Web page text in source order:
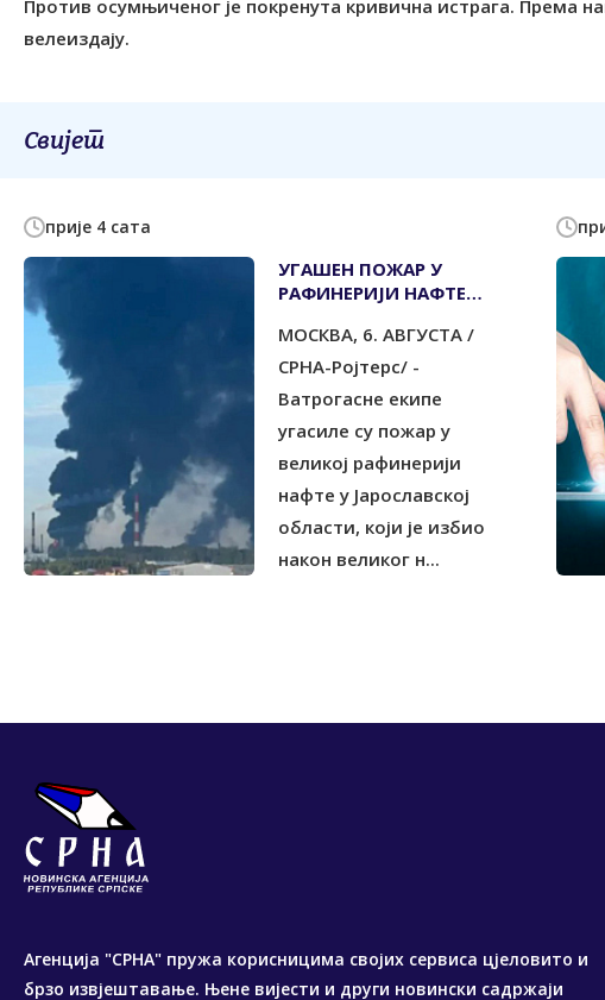
Против осумњиченог је покренута кривична истрага. Према
велеиздају.
Свијет
прије 4 сата
УГАШЕН ПОЖАР У
РАФИНЕРИЈИ НАФТЕ
УКРАЈИНСКИХ ДРОНОВА
МОСКВА, 6. АВГУСТА /
СРНА-Ројтерс/ -
Ватрогасне екипе
угасиле су пожар у
великој рафинерији
нафте у Јарославској
области, који је избио
након великог н...
Агенција "СРНА" пружа корисницима својих сервиса цјеловито и
брзо извјештавање. Њене вијести и други новински садржаји